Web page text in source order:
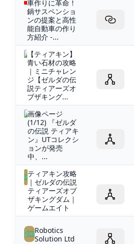
車作りに革命！
鍋サスペンショ
ンの提案と高性
能自動車の作り
方紹介 -...
【ティアキン】
青い石材の攻略
｜ミニチャレン
ジ【ゼルダの伝
説ティアーズオ
ブザキング...
画像ページ
(1/12) 『ゼルダ
の伝説 ティアキ
ン』UTコレクシ
ョンが発売
中、...
ティアキン攻略
｜ゼルダの伝説
ティアーズオブ
ザキングダム｜
ゲームエイト
Robotics
Solution Ltd